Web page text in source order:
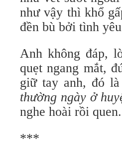
như vậy thì khổ
đền bù bởi tình
Anh không đáp,
quẹt ngang mắt,
giữ tay anh, đó
thường ngày ở
nghe hoài rồi
***